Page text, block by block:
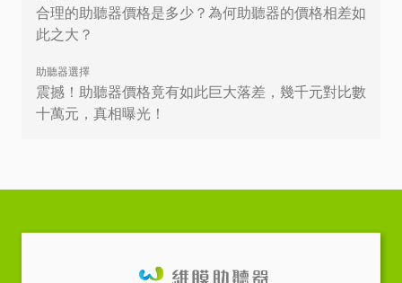
合理的助聽器價格是多少？為何助聽器的價格相差如
此之大？
助聽器選擇
震撼！助聽器價格竟有如此巨大落差，幾千元對比數
十萬元，真相曝光！